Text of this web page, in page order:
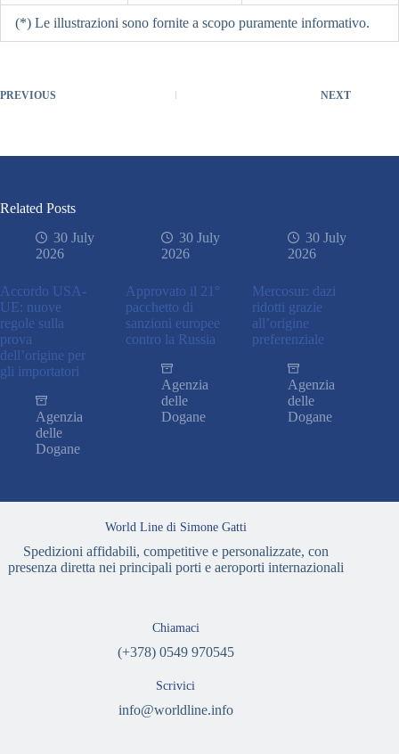
(*) Le illustrazioni sono fornite a scopo puramente informativo.
PREVIOUS NEXT
Related Posts
30 July
2026
Accordo USA-
UE: nuove
regole sulla
prova
dell’origine per
gli importatori
Agenzia
delle
Dogane
30 July
2026
Approvato il 21°
pacchetto di
sanzioni europee
contro la Russia
Agenzia
delle
Dogane
30 July
2026
Mercosur: dazi
ridotti grazie
all’origine
preferenziale
Agenzia
delle
Dogane
World Line di Simone Gatti
Spedizioni affidabili, competitive e personalizzate, con
presenza diretta nei principali porti e aeroporti internazionali
Chiamaci
(+378) 0549 970545
Scrivici
info@worldline.info